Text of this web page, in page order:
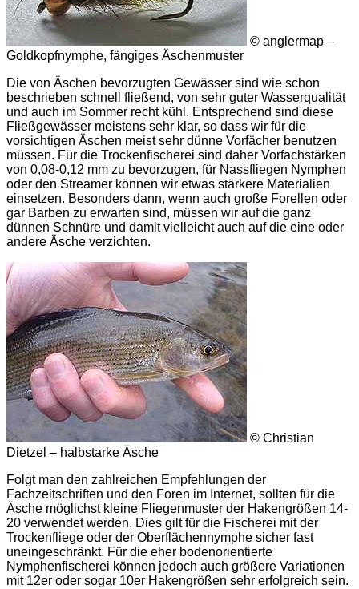
© anglermap –
Goldkopfnymphe, fängiges Äschenmuster
Die von Äschen bevorzugten Gewässer sind wie schon
beschrieben schnell fließend, von sehr guter Wasserqualität
und auch im Sommer recht kühl. Entsprechend sind diese
Fließgewässer meistens sehr klar, so dass wir für die
vorsichtigen Äschen meist sehr dünne Vorfächer benutzen
müssen. Für die Trockenfischerei sind daher Vorfachstärken
von 0,08-0,12 mm zu bevorzugen, für Nassfliegen Nymphen
oder den Streamer können wir etwas stärkere Materialien
einsetzen. Besonders dann, wenn auch große Forellen oder
gar Barben zu erwarten sind, müssen wir auf die ganz
dünnen Schnüre und damit vielleicht auch auf die eine oder
andere Äsche verzichten.
© Christian
Dietzel – halbstarke Äsche
Folgt man den zahlreichen Empfehlungen der
Fachzeitschriften und den Foren im Internet, sollten für die
Äsche möglichst kleine Fliegenmuster der Hakengrößen 14-
20 verwendet werden. Dies gilt für die Fischerei mit der
Trockenfliege oder der Oberflächennymphe sicher fast
uneingeschränkt. Für die eher bodenorientierte
Nymphenfischerei können jedoch auch größere Variationen
mit 12er oder sogar 10er Hakengrößen sehr erfolgreich sein.